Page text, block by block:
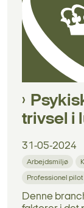
trivsel i
31-05-2024
Arbejdsmiljø
Professionel pilot
Denne